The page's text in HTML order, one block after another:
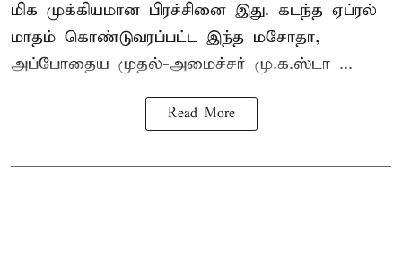
மிக முக்கியமான பிரச்சினை இது. கடந்த ஏப்ரல்
மாதம் கொண்டுவரப்பட்ட இந்த மசோதா,
அப்போதைய முதல்-அமைச்சர் மு.க.ஸ்டா ...
Read More